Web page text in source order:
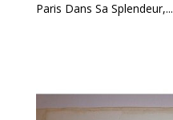
Paris Dans Sa Splendeur,...